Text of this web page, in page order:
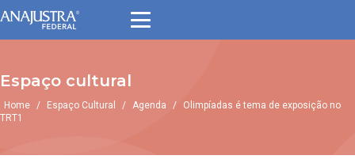
Espaço cultural
Home / Espaço Cultural / Agenda /
Olimpíadas é tema de exposição no
TRT1